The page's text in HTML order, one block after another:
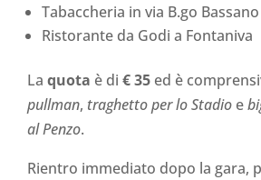
Tabaccheria in via B.go Bassano
Ristorante da Godi a Fontaniva
La quota è di € 35 ed è
pullman, traghetto per lo Stadio e
al Penzo.
Rientro immediato dopo la gara,